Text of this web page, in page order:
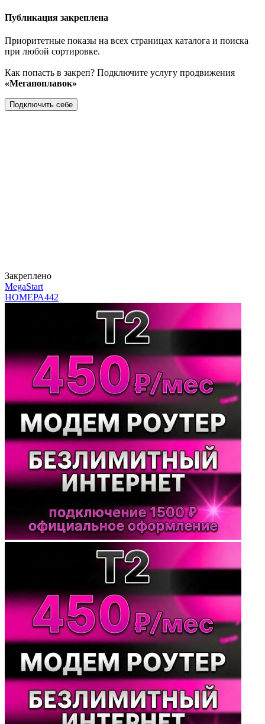
Публикация закреплена
Приоритетные показы на всех страницах каталога и поиска
при любой сортировке.
Как попасть в закреп? Подключите услугу продвижения
«Мегапоплавок»
Подключить себе
Закреплено
MegaStart
НОМЕРА442